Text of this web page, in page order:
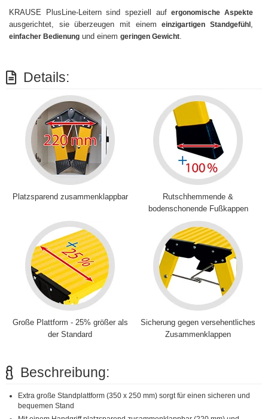
KRAUSE PlusLine-Leitern sind speziell aufergonomische Aspekte
ausgerichtet, sie überzeugen mit einemeinzigartigen Standgefühl ,
einfacher Bedienung und einem geringen Gewicht.
Details:
Platzsparend zusammenklappbar
Rutschhemmende &
bodenschonende Fußkappen
Große Plattform - 25% größer als
der Standard
Sicherung gegen versehentliches
Zusammenklappen
Beschreibung:
Extra große Standplattform (350 x 250 mm) sorgt für einen sicheren und
bequemen Stand